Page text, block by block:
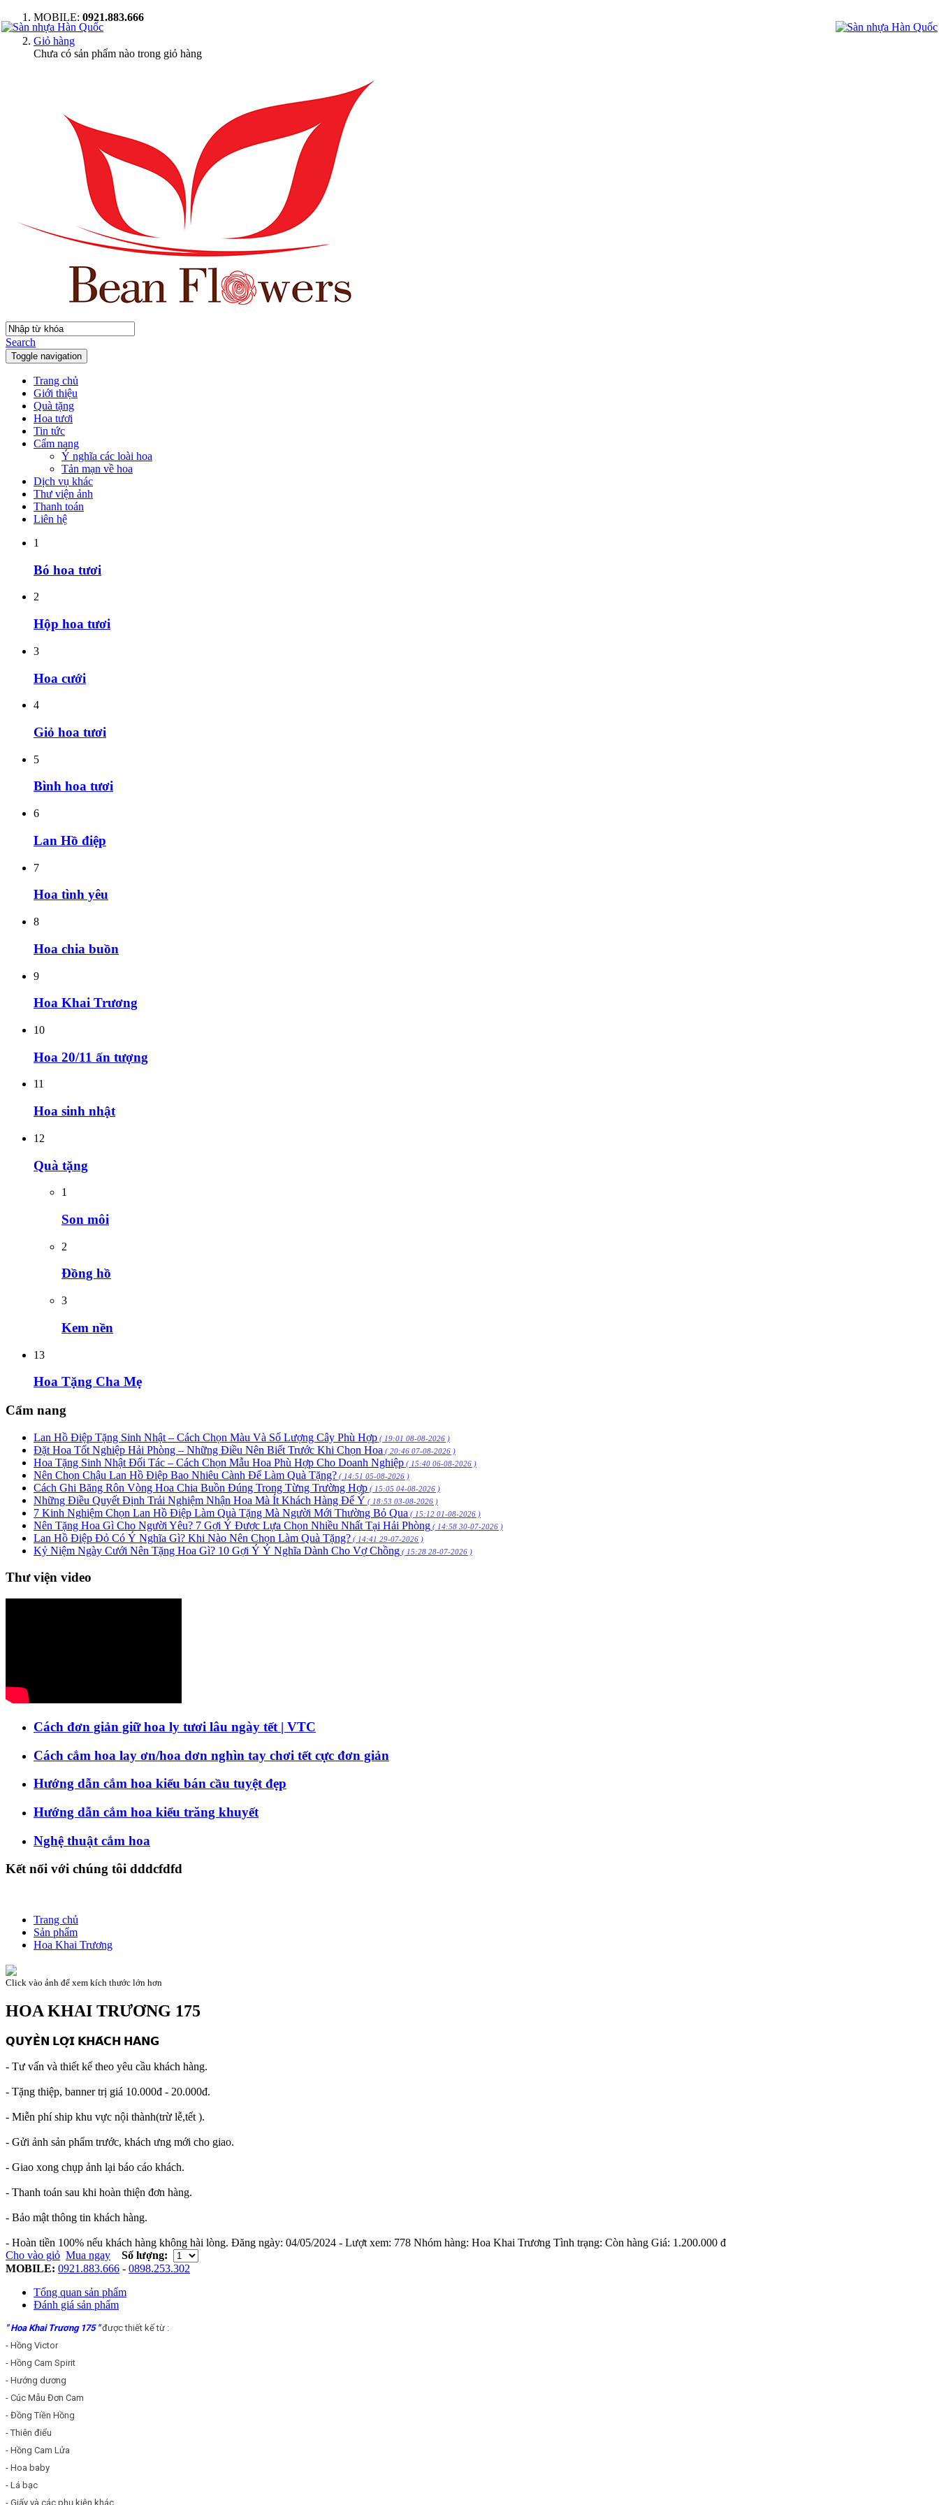
MOBILE: 0921.883.666
Giỏ hàng
Chưa có sản phẩm nào trong giỏ hàng
Search
Toggle navigation
Trang chủ
Giới thiệu
Quà tặng
Hoa tươi
Tin tức
Cẩm nang
Ý nghĩa các loài hoa
Tản mạn về hoa
Dịch vụ khác
Thư viện ảnh
Thanh toán
Liên hệ
1
Bó hoa tươi
2
Hộp hoa tươi
3
Hoa cưới
4
Giỏ hoa tươi
5
Bình hoa tươi
6
Lan Hồ điệp
7
Hoa tình yêu
8
Hoa chia buồn
9
Hoa Khai Trương
10
Hoa 20/11 ấn tượng
11
Hoa sinh nhật
12
Quà tặng
1
Son môi
2
Đồng hồ
3
Kem nền
13
Hoa Tặng Cha Mẹ
Cẩm nang
Lan Hồ Điệp Tặng Sinh Nhật – Cách Chọn Màu Và Số Lượng Cây Phù Hợp ( 19:01 08-08-2026 )
Đặt Hoa Tốt Nghiệp Hải Phòng – Những Điều Nên Biết Trước Khi Chọn Hoa ( 20:46 07-08-2026 )
Hoa Tặng Sinh Nhật Đối Tác – Cách Chọn Mẫu Hoa Phù Hợp Cho Doanh Nghiệp ( 15:40 06-08-2026 )
Nên Chọn Chậu Lan Hồ Điệp Bao Nhiêu Cành Để Làm Quà Tặng? ( 14:51 05-08-2026 )
Cách Ghi Băng Rôn Vòng Hoa Chia Buồn Đúng Trong Từng Trường Hợp ( 15:05 04-08-2026 )
Những Điều Quyết Định Trải Nghiệm Nhận Hoa Mà Ít Khách Hàng Để Ý ( 18:53 03-08-2026 )
7 Kinh Nghiệm Chọn Lan Hồ Điệp Làm Quà Tặng Mà Người Mới Thường Bỏ Qua ( 15:12 01-08-2026 )
Nên Tặng Hoa Gì Cho Người Yêu? 7 Gợi Ý Được Lựa Chọn Nhiều Nhất Tại Hải Phòng ( 14:58 30-07-2026 )
Lan Hồ Điệp Đỏ Có Ý Nghĩa Gì? Khi Nào Nên Chọn Làm Quà Tặng? ( 14:41 29-07-2026 )
Kỷ Niệm Ngày Cưới Nên Tặng Hoa Gì? 10 Gợi Ý Ý Nghĩa Dành Cho Vợ Chồng ( 15:28 28-07-2026 )
Thư viện video
Cách đơn giản giữ hoa ly tươi lâu ngày tết | VTC
Cách cắm hoa lay ơn/hoa dơn nghìn tay chơi tết cực đơn giản
Hướng dẫn cắm hoa kiểu bán cầu tuyệt đẹp
Hướng dẫn cắm hoa kiểu trăng khuyết
Nghệ thuật cắm hoa
Kết nối với chúng tôi dddcfdfd
Trang chủ
Sản phẩm
Hoa Khai Trương
Click vào ảnh để xem kích thước lớn hơn
HOA KHAI TRƯƠNG 175
𝗤𝗨𝗬𝗘̂̀𝗡 𝗟𝗢̛̣𝗜 𝗞𝗛𝗔́𝗖𝗛 𝗛𝗔̀𝗡𝗚
- Tư vấn và thiết kế theo yêu cầu khách hàng.
- Tặng thiệp, banner trị giá 10.000đ - 20.000đ.
- Miễn phí ship khu vực nội thành(trừ lễ,tết ).
- Gửi ảnh sản phẩm trước, khách ưng mới cho giao.
- Giao xong chụp ảnh lại báo cáo khách.
- Thanh toán sau khi hoàn thiện đơn hàng.
- Bảo mật thông tin khách hàng.
- Hoàn tiền 100% nếu khách hàng không hài lòng. Đăng ngày: 04/05/2024 - Lượt xem: 778 Nhóm hàng: Hoa Khai Trương Tình trạng: Còn hàng Giá: 1.200.000 đ
Cho vào giỏ Mua ngay
Số lượng:
MOBILE: 0921.883.666 - 0898.253.302
Tổng quan sản phẩm
Đánh giá sản phẩm
" Hoa Khai Trương 175 "được thiết kế từ :
- Hồng Victor
- Hồng Cam Spirit
- Hướng dương
- Cúc Mẫu Đơn Cam
- Đồng Tiền Hồng
- Thiên điểu
- Hồng Cam Lửa
- Hoa baby
- Lá bạc
- Giấy và các phụ kiện khác.